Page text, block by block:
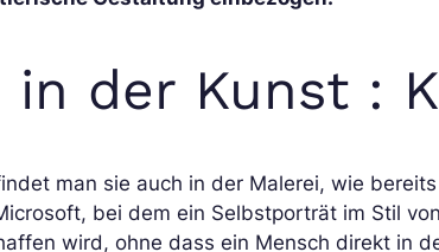
in der Kunst :
man sie auch in der Malerei, wie
bei dem ein Selbstporträt im Stil
wird, ohne dass ein Mensch direkt in